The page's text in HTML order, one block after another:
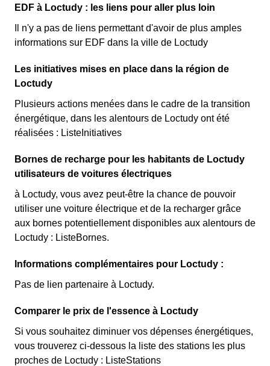
EDF à Loctudy : les liens pour aller plus loin
Il n'y a pas de liens permettant d'avoir de plus amples
informations sur EDF dans la ville de Loctudy
Les initiatives mises en place dans la région de
Loctudy
Plusieurs actions menées dans le cadre de la transition
énergétique, dans les alentours de Loctudy ont été
réalisées : ListeInitiatives
Bornes de recharge pour les habitants de Loctudy
utilisateurs de voitures électriques
à Loctudy, vous avez peut-être la chance de pouvoir
utiliser une voiture électrique et de la recharger grâce
aux bornes potentiellement disponibles aux alentours de
Loctudy : ListeBornes.
Informations complémentaires pour Loctudy :
Pas de lien partenaire à Loctudy.
Comparer le prix de l'essence à Loctudy
Si vous souhaitez diminuer vos dépenses énergétiques,
vous trouverez ci-dessous la liste des stations les plus
proches de Loctudy : ListeStations